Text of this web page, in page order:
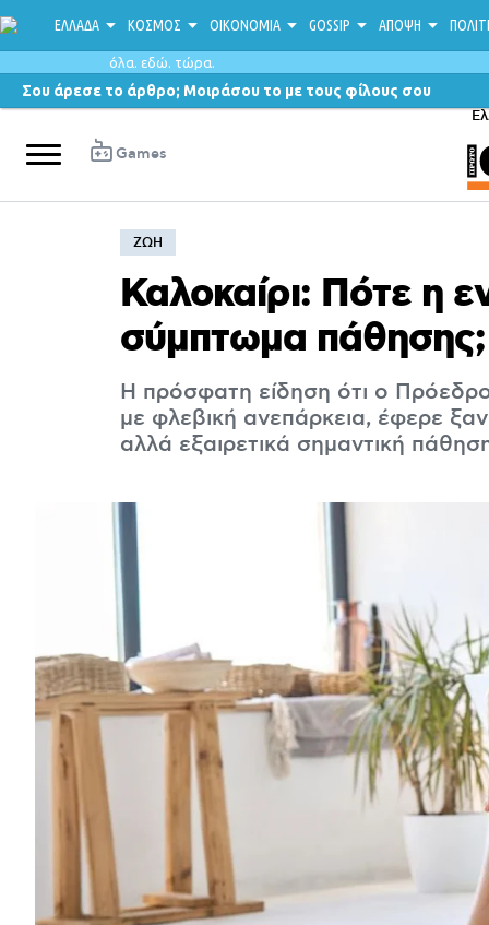
ΕΛΛΑΔΑ ΚΟΣΜΟΣ ΟΙΚΟΝΟΜΙΑ GOSSIP ΑΠΟΨΗ
όλα. εδώ. τώρα.
Σου άρεσε το άρθρο; Μοιράσου το με τους φίλους σου